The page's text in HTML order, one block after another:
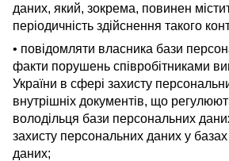
даних, який, зокрема, повинен
періодичність здійснення такого
• повідомляти власника бази
факти порушень співробітниками
України в сфері захисту
внутрішніх документів, що
володільця бази персональних
захисту персональних даних у
даних;